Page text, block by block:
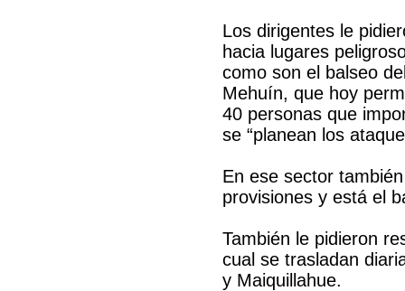
Los dirigentes le
hacia lugares
como son el balseo
Mehuín, que hoy
40 personas que
se “planean los
En ese sector
provisiones y está el
También le pidieron
cual se trasladan
y Maiquillahue.